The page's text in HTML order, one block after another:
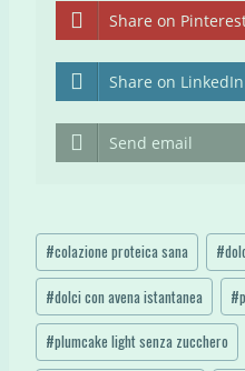
Share on
Share on LinkedIn
Send email
Tag
articolo:
#colazione proteica sana #
#dolci con avena istantanea #
#plumcake light senza zucchero